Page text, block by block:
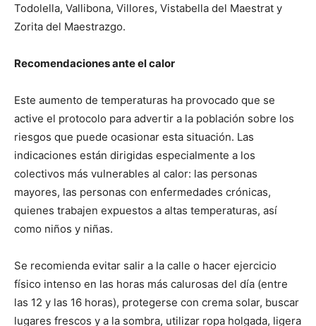
Todolella, Vallibona, Villores, Vistabella del Maestrat y
Zorita del Maestrazgo.
Recomendaciones ante el calor
Este aumento de temperaturas ha provocado que se
active el protocolo para advertir a la población sobre los
riesgos que puede ocasionar esta situación. Las
indicaciones están dirigidas especialmente a los
colectivos más vulnerables al calor: las personas
mayores, las personas con enfermedades crónicas,
quienes trabajen expuestos a altas temperaturas, así
como niños y niñas.
Se recomienda evitar salir a la calle o hacer ejercicio
físico intenso en las horas más calurosas del día (entre
las 12 y las 16 horas), protegerse con crema solar, buscar
lugares frescos y a la sombra, utilizar ropa holgada, ligera